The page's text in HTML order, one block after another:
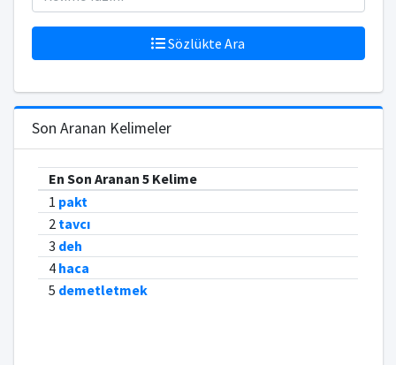
Sözlükte Ara
Son Aranan Kelimeler
En Son Aranan 5 Kelime
1 pakt
2 tavcı
3 deh
4 haca
5 demetletmek